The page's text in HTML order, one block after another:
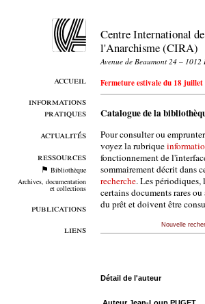
accueil
informations
pratiques
actualités
ressources
Bibliothèque
Archives, documentation
et collections
publications
liens
Centre International
l'Anarchisme (CIRA)
Avenue de Beaumont 24 – 1012
Fermeture estivale du 18
Catalogue de la
Pour consulter ou
voyez la rubrique
fonctionnement de
sommairement décrit dans
recherche. Les périodiques,
certains documents rares
du prêt et doivent être
Nouvelle
Détail de l'auteur